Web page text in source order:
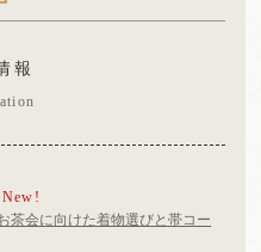
報
New!
茶会に向けた着物選びと帯コー